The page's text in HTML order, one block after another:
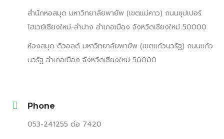
สำนักหอสมุด มหาวิทยาลัยพายัพ (เขตแม่คาว) ถนนซุปเปอร์
ไฮเวย์เชียงใหม่-ลำปาง อำเภอเมือง จังหวัดเชียงใหม่ 50000
ห้องสมุด ดิวอลด์ มหาวิทยาลัยพายัพ (เขตแก้วนวรัฐ) ถนนแก้ว
นวรัฐ อำเภอเมือง จังหวัดเชียงใหม่ 50000
Phone
053-241255 ต่อ 7420